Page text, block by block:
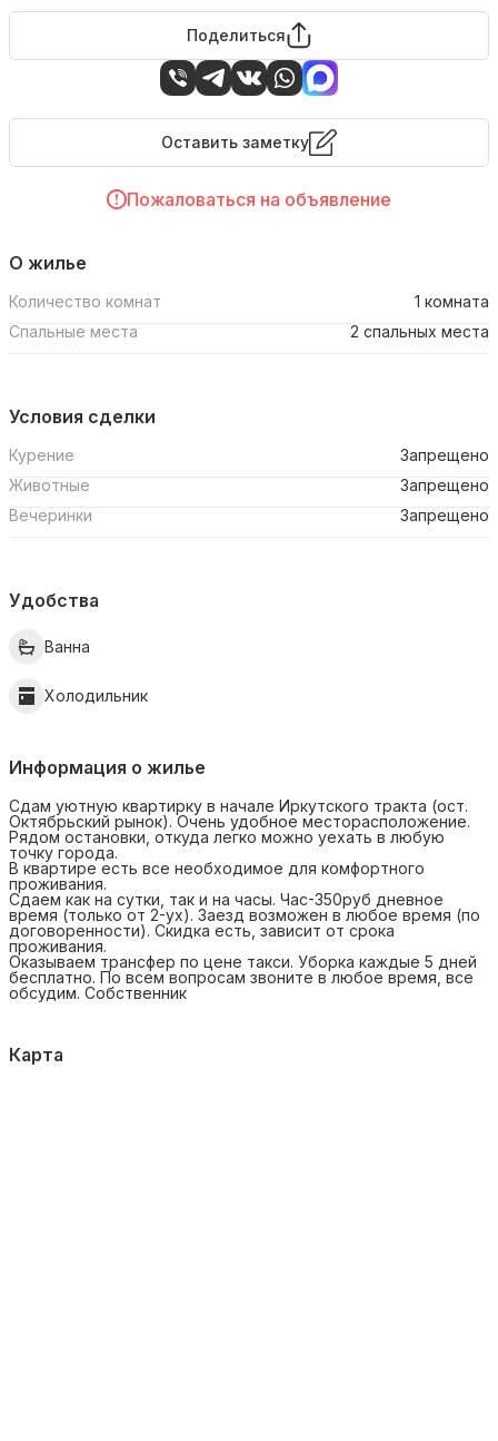
Поделиться
Оставить заметку
Пожаловаться на объявление
О жилье
Количество комнат
1 комната
Спальные места
2 спальных места
Условия сделки
Курение
Запрещено
Животные
Запрещено
Вечеринки
Запрещено
Удобства
Ванна
Холодильник
Информация о жилье
Сдам уютную квартирку в начале Иркутского тракта (ост.
Октябрьский рынок). Очень удобное месторасположение.
Рядом остановки, откуда легко можно уехать в любую
точку города.
В квартире есть все необходимое для комфортного
проживания.
Сдаем как на сутки, так и на часы. Час-350руб дневное
время (только от 2-ух). Заезд возможен в любое время (по
договоренности). Скидка есть, зависит от срока
проживания.
Оказываем трансфер по цене такси. Уборка каждые 5 дней
бесплатно. По всем вопросам звоните в любое время, все
обсудим. Собственник
Карта